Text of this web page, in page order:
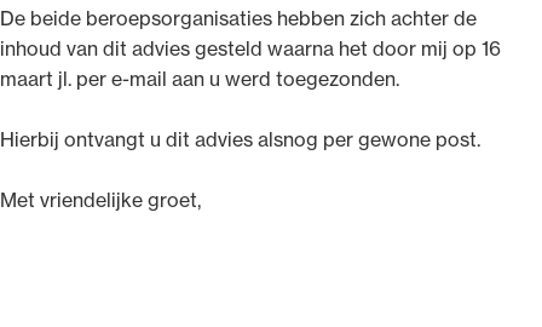
De beide beroepsorganisaties hebben zich achter de
inhoud van dit advies gesteld waarna het door mij op 16
maart jl. per e-mail aan u werd toegezonden.
Hierbij ontvangt u dit advies alsnog per gewone post.
Met vriendelijke groet,